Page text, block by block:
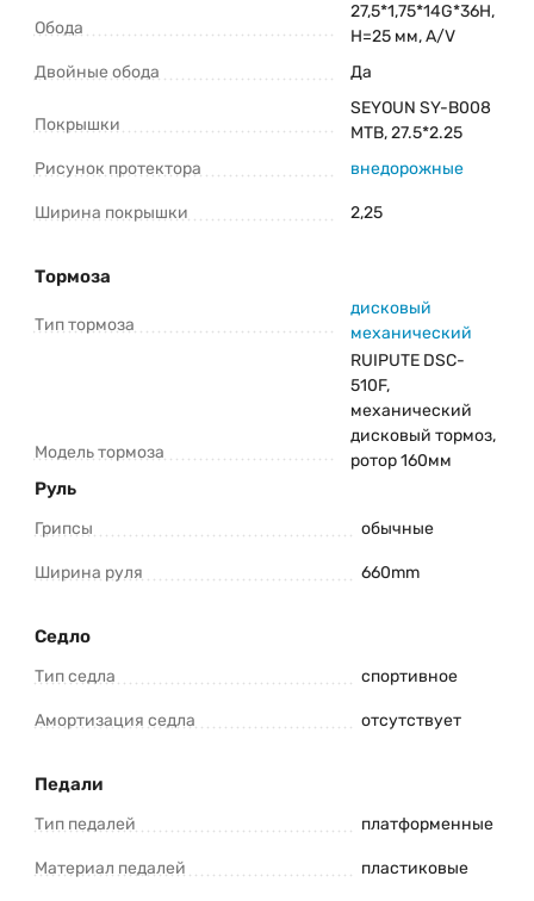
Обода
27,5*1,75*14G*36H,
H=25 мм, A/V
Двойные обода
Да
Покрышки
SEYOUN SY-B008
MTB, 27.5*2.25
Рисунок протектора
внедорожные
Ширина покрышки 2,25
Тормоза
Тип тормоза
дисковый
механический
Модель тормоза
RUIPUTE DSC-
510F,
механический
дисковый тормоз,
ротор 160мм
Руль
Грипсы обычные
Ширина руля 660mm
Седло
Тип седла спортивное
Амортизация седла отсутствует
Педали
Тип педалей платформенные
Материал педалей пластиковые